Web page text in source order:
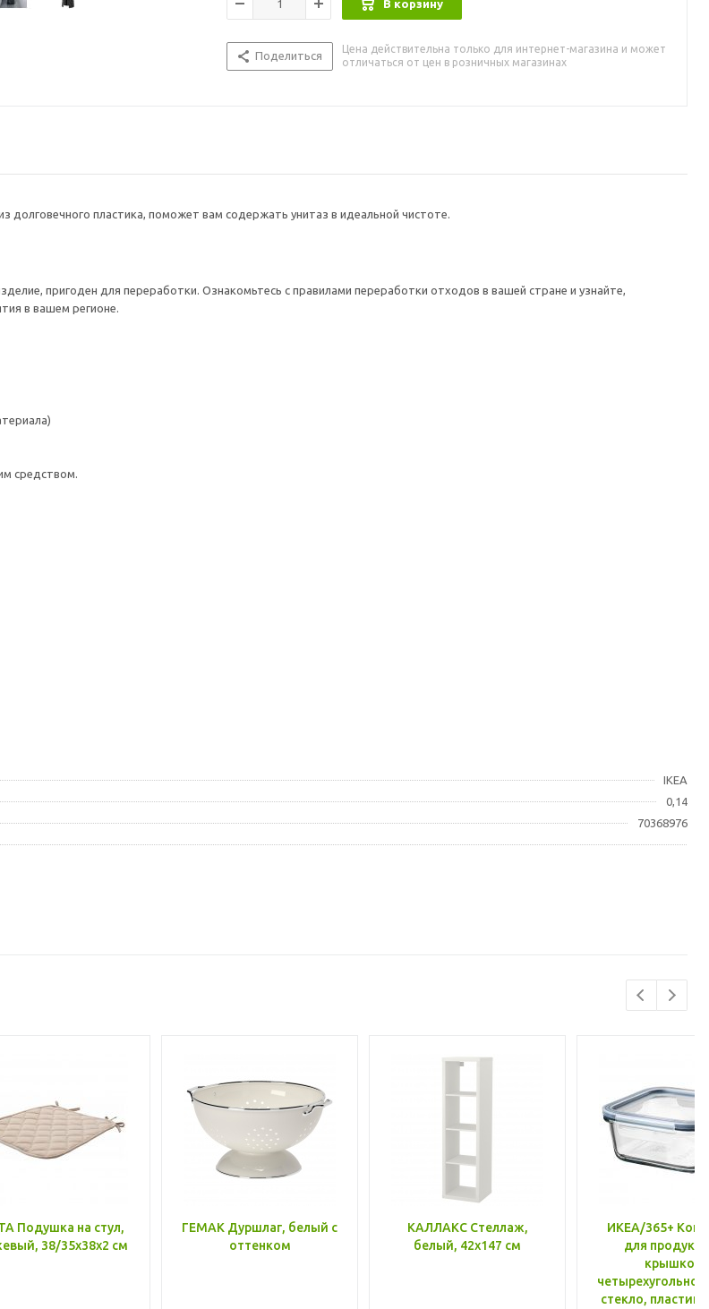
В корзину
Поделиться
Цена действительна только для интернет-магазина и может
отличаться от цен в розничных магазинах
долговечного пластика, поможет вам содержать унитаз в идеальной чистоте.
пригоден для переработки. Ознакомьтесь с правилами переработки отходов в вашей стране и узнайте,
в вашем регионе.
средством.
IKEA
0,14
70368976
Подушка на стул,
38/35x38x2 см
ГЕМАК Дуршлаг, белый с
оттенком
КАЛЛАКС Стеллаж,
белый, 42x147 см
ИКЕА/365+
для
крышкой,
стекло, пластик